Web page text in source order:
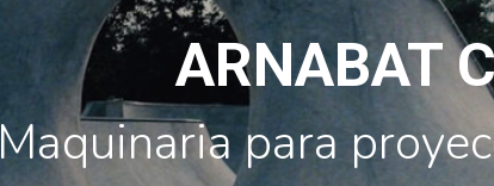
ARNABAT
Maquinaria para